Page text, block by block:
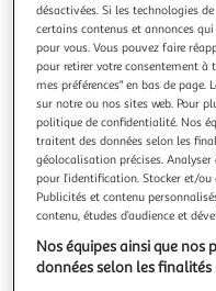
LORRAINE BRULE,
Je suis née à Metz en
de la gauche au pouvoir.
empreinte sur moi :
pelles . La narratrice
travailler au bureau 48,
rend v
En savoir +
Vous voulez
désactivées. Si les technologies
certains contenus et annonces
pour vous. Vous pouvez faire
pour retirer votre consentement
mes préférences" en bas de
sur notre ou nos sites web. Pour
politique de confidentialité. Nos
traitent des données selon les
géolocalisation précises.
pour l’identification. Stocker et/
Publicités et contenu
contenu, études d’audience et
Nos équipes ainsi que nos
données selon les finalités